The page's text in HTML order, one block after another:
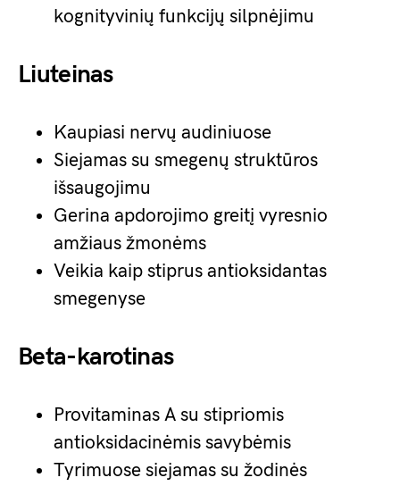
kognityvinių funkcijų silpnėjimu
Liuteinas
Kaupiasi nervų audiniuose
Siejamas su smegenų struktūros
išsaugojimu
Gerina apdorojimo greitį vyresnio
amžiaus žmonėms
Veikia kaip stiprus antioksidantas
smegenyse
Beta-karotinas
Provitaminas A su stipriomis
antioksidacinėmis savybėmis
Tyrimuose siejamas su žodinės